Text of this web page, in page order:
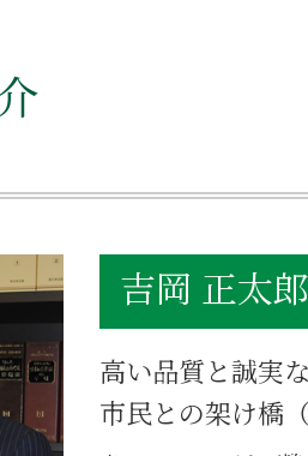
分
味
談
吉岡 正太郎
高い品質と誠実
市民との架け橋